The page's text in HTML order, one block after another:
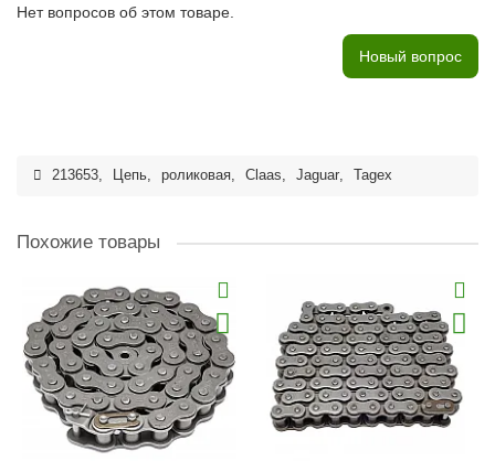
Нет вопросов об этом товаре.
Новый вопрос
213653, Цепь, роликовая, Claas, Jaguar, Tagex
Похожие товары